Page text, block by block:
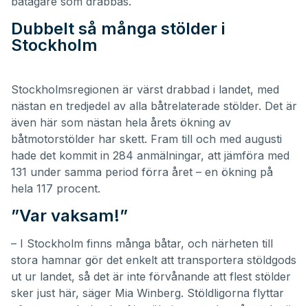
Dubbelt så många stölder i
Stockholm
Stockholmsregionen är värst drabbad i landet, med
nästan en tredjedel av alla båtrelaterade stölder. Det är
även här som nästan hela årets ökning av
båtmotorstölder har skett. Fram till och med augusti
hade det kommit in 284 anmälningar, att jämföra med
131 under samma period förra året – en ökning på
hela 117 procent.
”Var vaksam!”
– I Stockholm finns många båtar, och närheten till
stora hamnar gör det enkelt att transportera stöldgods
ut ur landet, så det är inte förvånande att flest stölder
sker just här, säger Mia Winberg. Stöldligorna flyttar